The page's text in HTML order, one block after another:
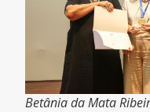
Betânia da Mata